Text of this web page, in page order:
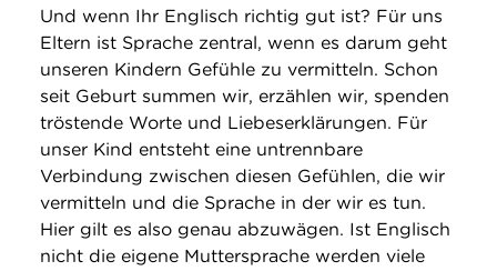
Und wenn Ihr Englisch richtig gut ist? Für uns
Eltern ist Sprache zentral, wenn es darum geht
unseren Kindern Gefühle zu vermitteln. Schon
seit Geburt summen wir, erzählen wir, spenden
tröstende Worte und Liebeserklärungen. Für
unser Kind entsteht eine untrennbare
Verbindung zwischen diesen Gefühlen, die wir
vermitteln und die Sprache in der wir es tun.
Hier gilt es also genau abzuwägen. Ist Englisch
nicht die eigene Muttersprache werden viele